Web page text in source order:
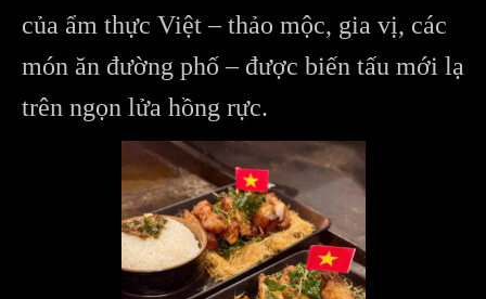
của ẩm thực Việt – thảo mộc, gia vị, các
món ăn đường phố – được biến tấu mới lạ
trên ngọn lửa hồng rực.